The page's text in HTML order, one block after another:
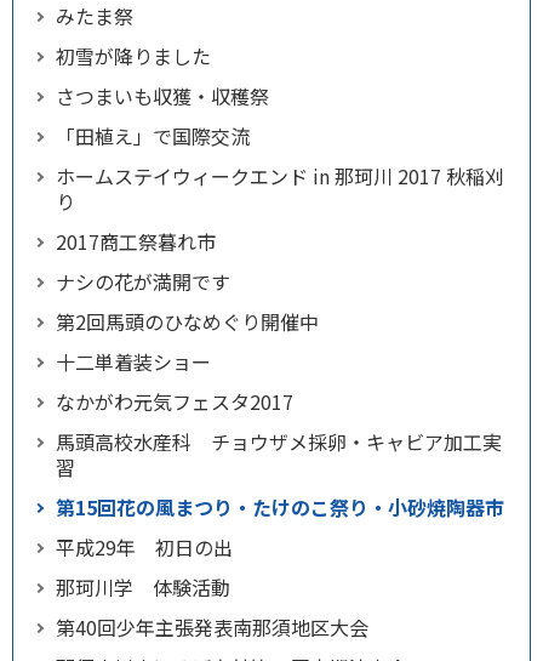
みたま祭
初雪が降りました
さつまいも収獲・収穫祭
「田植え」で国際交流
ホームステイウィークエンド in 那珂川 2017 秋稲刈
り
2017商工祭暮れ市
ナシの花が満開です
第2回馬頭のひなめぐり開催中
十二単着装ショー
なかがわ元気フェスタ2017
馬頭高校水産科 チョウザメ採卵・キャビア加工実
習
第15回花の風まつり・たけのこ祭り・小砂焼陶器市
平成29年 初日の出
那珂川学 体験活動
第40回少年主張発表南那須地区大会